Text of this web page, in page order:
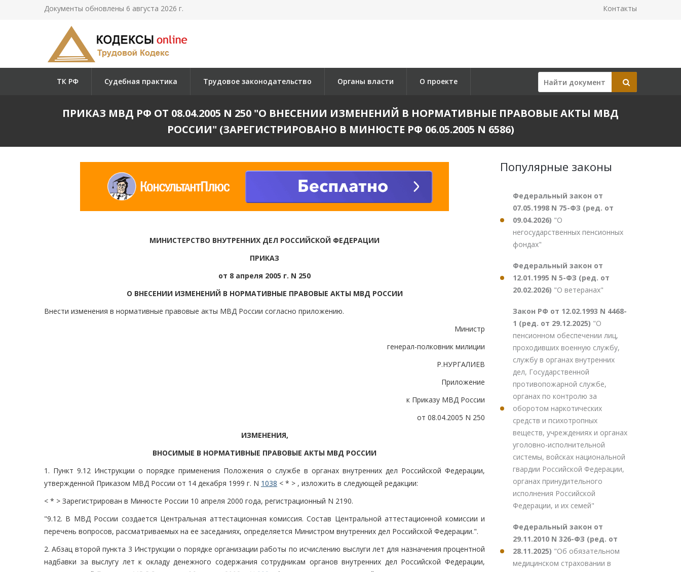
Документы обновлены 6 августа 2026 г. Контакты
ТК РФ Судебная практика Трудовое законодательство Органы власти О проекте
ПРИКАЗ МВД РФ ОТ 08.04.2005 N 250 "О ВНЕСЕНИИ ИЗМЕНЕНИЙ В НОРМАТИВНЫЕ ПРАВОВЫЕ АКТЫ МВД
РОССИИ" (ЗАРЕГИСТРИРОВАНО В МИНЮСТЕ РФ 06.05.2005 N 6586)
МИНИСТЕРСТВО ВНУТРЕННИХ ДЕЛ РОССИЙСКОЙ ФЕДЕРАЦИИ
ПРИКАЗ
от 8 апреля 2005 г. N 250
О ВНЕСЕНИИ ИЗМЕНЕНИЙ В НОРМАТИВНЫЕ ПРАВОВЫЕ АКТЫ МВД РОССИИ
Внести изменения в нормативные правовые акты МВД России согласно приложению.
Министр
генерал-полковник милиции
Р.НУРГАЛИЕВ
Приложение
к Приказу МВД России
от 08.04.2005 N 250
ИЗМЕНЕНИЯ,
ВНОСИМЫЕ В НОРМАТИВНЫЕ ПРАВОВЫЕ АКТЫ МВД РОССИИ
1. Пункт 9.12 Инструкции о порядке применения Положения о службе в органах внутренних дел Российской Федерации,
утвержденной Приказом МВД России от 14 декабря 1999 г. N 1038 < * > , изложить в следующей редакции:
< * > Зарегистрирован в Минюсте России 10 апреля 2000 года, регистрационный N 2190.
"9.12. В МВД России создается Центральная аттестационная комиссия. Состав Центральной аттестационной комиссии и
перечень вопросов, рассматриваемых на ее заседаниях, определяется Министром внутренних дел Российской Федерации.".
2. Абзац второй пункта 3 Инструкции о порядке организации работы по исчислению выслуги лет для назначения процентной
надбавки за выслугу лет к окладу денежного содержания сотрудникам органов внутренних дел Российской Федерации,
Популярные законы
Федеральный закон от
07.05.1998 N 75-ФЗ (ред. от
09.04.2026) "О
негосударственных пенсионных
фондах"
Федеральный закон от
12.01.1995 N 5-ФЗ (ред. от
20.02.2026) "О ветеранах"
Закон РФ от 12.02.1993 N 4468-
1 (ред. от 29.12.2025) "О
пенсионном обеспечении лиц,
проходивших военную службу,
службу в органах внутренних
дел, Государственной
противопожарной службе,
органах по контролю за
оборотом наркотических
средств и психотропных
веществ, учреждениях и органах
уголовно-исполнительной
системы, войсках национальной
гвардии Российской Федерации,
органах принудительного
исполнения Российской
Федерации, и их семей"
Федеральный закон от
29.11.2010 N 326-ФЗ (ред. от
28.11.2025) "Об обязательном
медицинском страховании в